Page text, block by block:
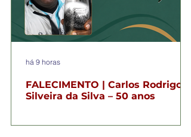
FALECIMENTO | Carlos Rodrigo
Silveira da Silva – 50 anos
há 9 horas